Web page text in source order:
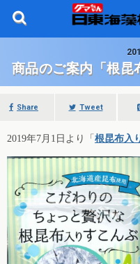
商品のご案内「根昆
Share Tweet
2019年7月1日より「 根昆布入